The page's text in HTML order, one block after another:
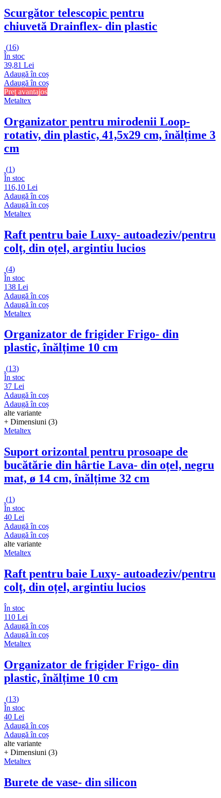
Scurgător telescopic pentru
chiuvetă Drainflex- din plastic
(16)
În stoc
39,81 Lei
Adaugă în coș
Adaugă în coș
Preț avantajos
Metaltex
Organizator pentru mirodenii Loop-
rotativ, din plastic, 41,5x29 cm, înălțime 3
cm
(1)
În stoc
116,10 Lei
Adaugă în coș
Adaugă în coș
Metaltex
Raft pentru baie Luxy- autoadeziv/pentru
colț, din oțel, argintiu lucios
(4)
În stoc
138 Lei
Adaugă în coș
Adaugă în coș
Metaltex
Organizator de frigider Frigo- din
plastic, înălțime 10 cm
(13)
În stoc
37 Lei
Adaugă în coș
Adaugă în coș
alte variante
+ Dimensiuni (3)
Metaltex
Suport orizontal pentru prosoape de
bucătărie din hârtie Lava- din oțel, negru
mat, ø 14 cm, înălțime 32 cm
(1)
În stoc
40 Lei
Adaugă în coș
Adaugă în coș
alte variante
Metaltex
Raft pentru baie Luxy- autoadeziv/pentru
colț, din oțel, argintiu lucios
În stoc
110 Lei
Adaugă în coș
Adaugă în coș
Metaltex
Organizator de frigider Frigo- din
plastic, înălțime 10 cm
(13)
În stoc
40 Lei
Adaugă în coș
Adaugă în coș
alte variante
+ Dimensiuni (3)
Metaltex
Burete de vase- din silicon